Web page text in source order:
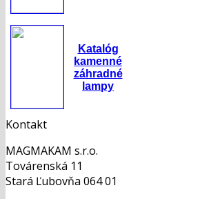
Katalóg
kamenné
záhradné
lampy
Kontakt
MAGMAKAM s.r.o.
Továrenská 11
Stará Ľubovňa 064 01